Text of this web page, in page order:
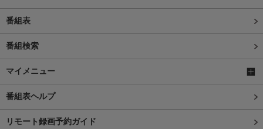
番組表
番組検索
マイメニュー
番組表ヘルプ
リモート録画予約ガイド